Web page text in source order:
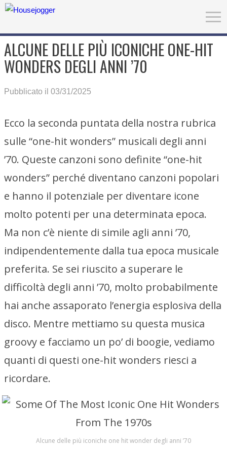
ALCUNE DELLE PIÙ ICONICHE ONE-HIT
WONDERS DEGLI ANNI ’70
Pubblicato il 03/31/2025
Ecco la seconda puntata della nostra rubrica
sulle “one-hit wonders” musicali degli anni
’70. Queste canzoni sono definite “one-hit
wonders” perché diventano canzoni popolari
e hanno il potenziale per diventare icone
molto potenti per una determinata epoca.
Ma non c’è niente di simile agli anni ’70,
indipendentemente dalla tua epoca musicale
preferita. Se sei riuscito a superare le
difficoltà degli anni ’70, molto probabilmente
hai anche assaporato l’energia esplosiva della
disco. Mentre mettiamo su questa musica
groovy e facciamo un po’ di boogie, vediamo
quanti di questi one-hit wonders riesci a
ricordare.
Alcune delle più iconiche one hit wonder degli anni ’70